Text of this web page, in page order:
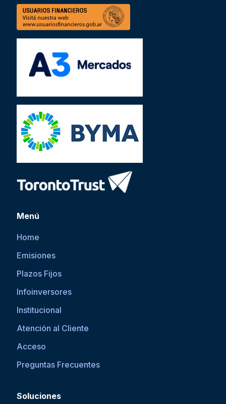
Menú
Home
Emisiones
Plazos Fijos
Infoinversores
Institucional
Atención al Cliente
Acceso
Preguntas Frecuentes
Soluciones